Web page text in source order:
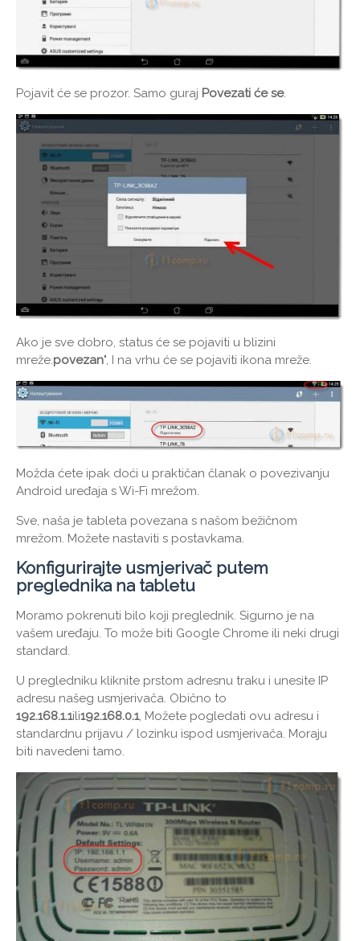
Pojavit će se prozor. Samo guraj Povezati će se.
Ako je sve dobro, status će se pojaviti u blizini
mreže.povezan", I na vrhu će se pojaviti ikona mreže.
Možda ćete ipak doći u praktičan članak o povezivanju
Android uređaja s Wi-Fi mrežom.
Sve, naša je tableta povezana s našom bežičnom
mrežom. Možete nastaviti s postavkama.
Konfigurirajte usmjerivač putem
preglednika na tabletu
Moramo pokrenuti bilo koji preglednik. Sigurno je na
vašem uređaju. To može biti Google Chrome ili neki drugi
standard.
U pregledniku kliknite prstom adresnu traku i unesite IP
adresu našeg usmjerivača. Obično to
192.168.1.1ili192.168.0.1, Možete pogledati ovu adresu i
standardnu ​​prijavu / lozinku ispod usmjerivača. Moraju
biti navedeni tamo.